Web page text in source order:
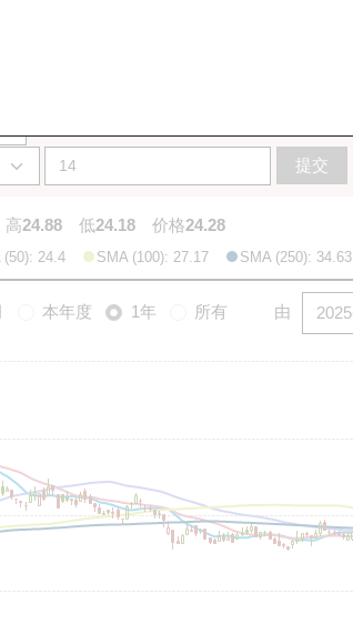
提交
高24.88 低24.18 价格24.28
(50): 24.4 SMA (100): 27.17 SMA (250): 34.63
本年度 1年 所有 由